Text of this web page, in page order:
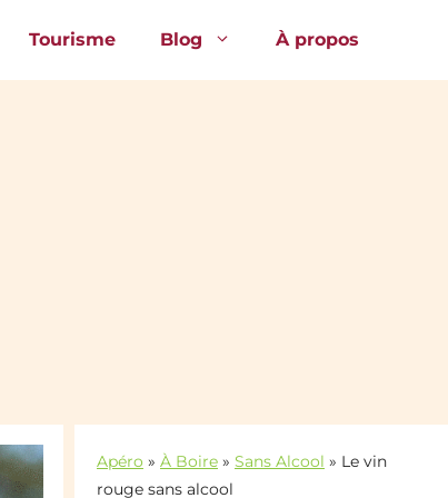
Tourisme Blog À propos
Apéro » À Boire » Sans Alcool » Le vin
rouge sans alcool